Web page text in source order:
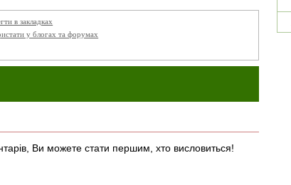
в закладках
у блогах та форумах
Ви можете стати першим, хто висловиться!